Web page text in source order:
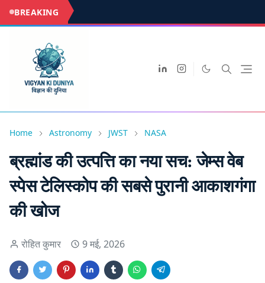
BREAKING
Home Astronomy JWST NASA
ब्रह्मांड की उत्पत्ति का नया सच: जेम्स वेब
स्पेस टेलिस्कोप की सबसे पुरानी आकाशगंगा
की खोज
रोहित कुमार 9 मई, 2026